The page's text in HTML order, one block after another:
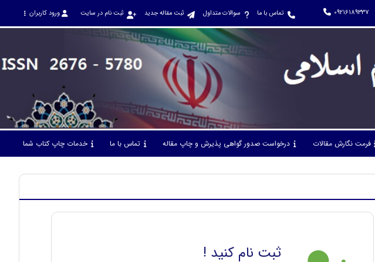
09216189337 تماس با ما سوالات متداول ثبت مقاله جدید ثبت نام در سایت ورود کاربران
فرمت نگارش مقالات درخواست صدور گواهی پذیرش و چاپ مقاله تماس با ما خدمات چاپ کتاب شما
ثبت نام کنید !